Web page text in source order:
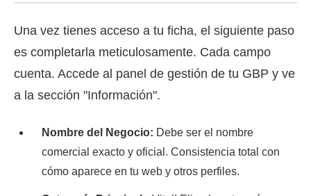
Una vez tienes acceso a tu ficha, el siguiente paso
es completarla meticulosamente. Cada campo
cuenta. Accede al panel de gestión de tu GBP y ve
a la sección "Información".
Nombre del Negocio: Debe ser el nombre
comercial exacto y oficial. Consistencia total con
cómo aparece en tu web y otros perfiles.